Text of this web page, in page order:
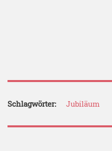
Schlagwörter: Jubiläum